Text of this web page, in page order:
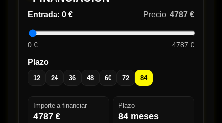
Entrada: 0 € Precio: 4787 €
0 € 4787 €
Plazo
12 24 36 48 60 72 84
Importe a financiar
4787 €
Plazo
84 meses